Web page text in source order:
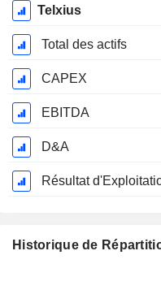
Telxius
Total des actifs
CAPEX
EBITDA
D&A
Résultat
Historique de